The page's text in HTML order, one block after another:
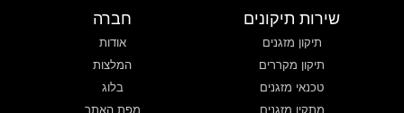
שירות תיקונים
תיקון מזגנים
תיקון מקררים
טכנאי מזגנים
מתקין מזגנים
חברה
אודות
המלצות
בלוג
מפת האתר